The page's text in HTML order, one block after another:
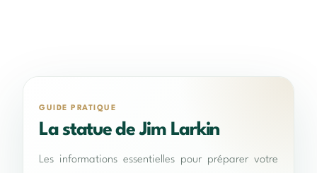
GUIDE PRATIQUE
La statue de Jim Larkin
Les informations essentielles pour préparer votre